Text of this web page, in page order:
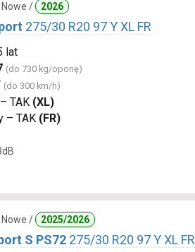
/ 2026
275/30 R20 97 Y XL FR
lat
(do 730 kg/oponę)
(do 300 km/h)
TAK (XL)
– TAK (FR)
/ 2025/2026
S PS72 275/30 R20 97 Y XL FR